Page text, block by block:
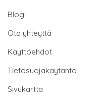
Blogi
Ota yhteyttä
Käyttöehdot
Tietosuojakäytäntö
Sivukartta